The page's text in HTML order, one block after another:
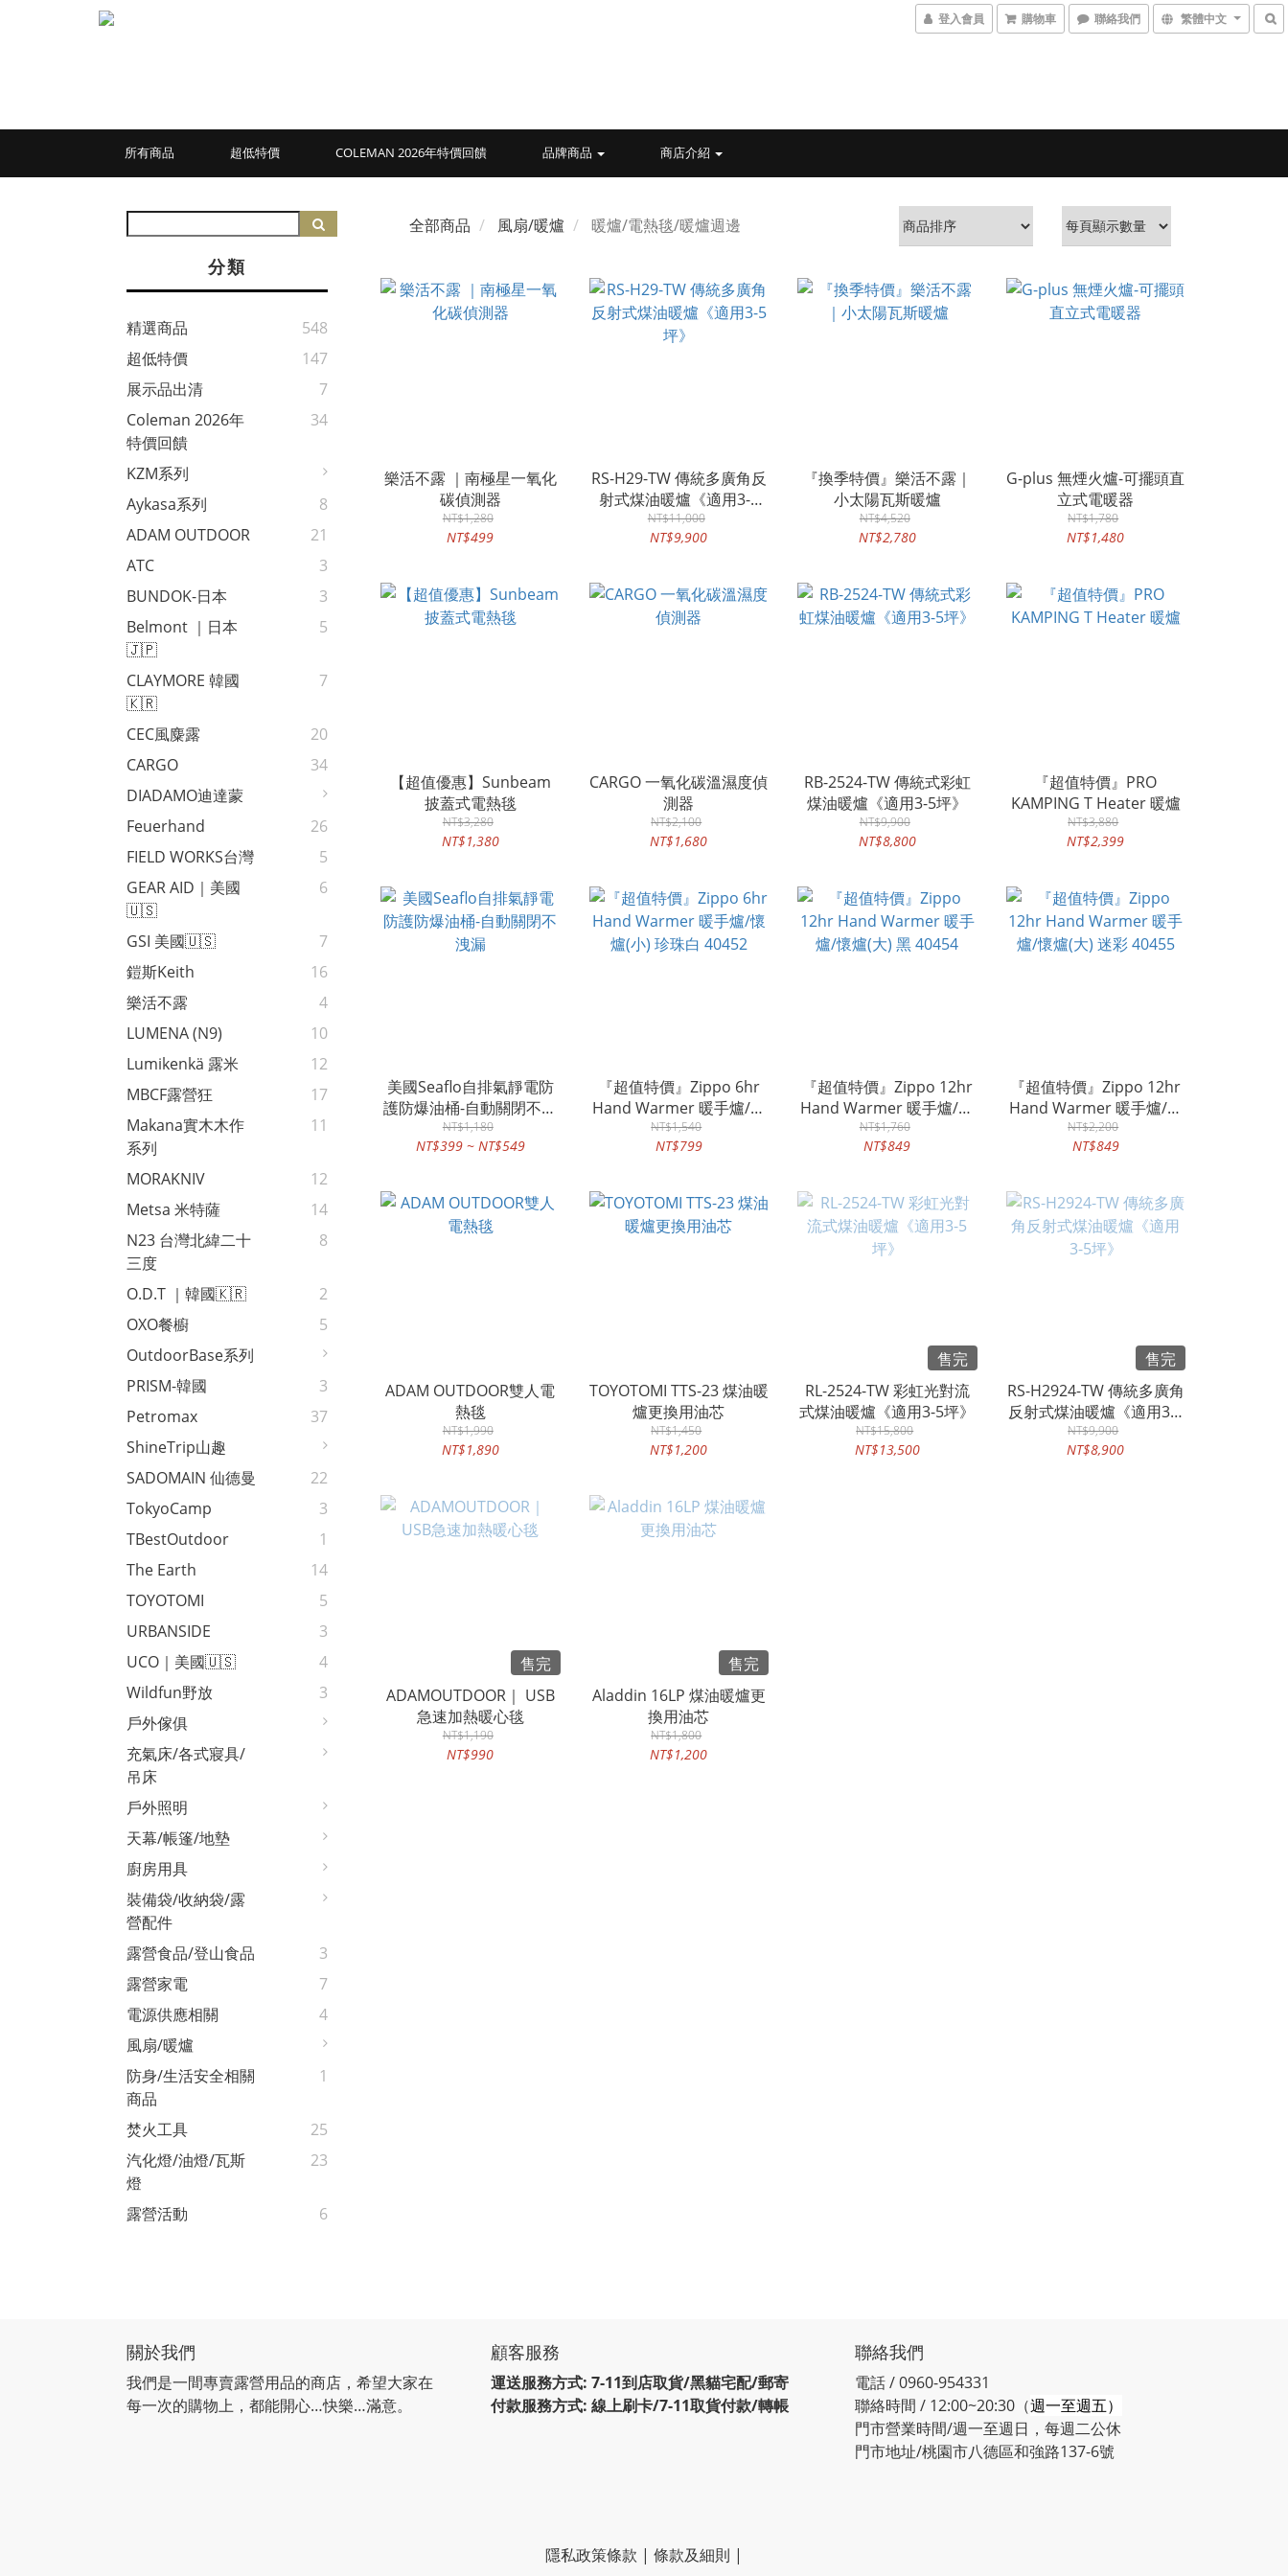
登入會員 購物車 聯絡我們 繁體中文
所有商品 超低特價 COLEMAN 2026年特價回饋 品牌商品 商店介紹
分類
精選商品
548
超低特價
147
展示品出清
7
Coleman 2026年
特價回饋
34
KZM系列
Aykasa系列
8
ADAM OUTDOOR
21
ATC
3
BUNDOK-日本
3
Belmont ｜日本
🇯🇵
5
CLAYMORE 韓國
🇰🇷
7
CEC風麋露
20
CARGO
34
DIADAMO迪達蒙
Feuerhand
26
FIELD WORKS台灣
5
GEAR AID｜美國
🇺🇸
6
GSI 美國🇺🇸
7
鎧斯Keith
16
樂活不露
4
LUMENA (N9)
10
Lumikenkä 露米
12
MBCF露營狂
17
Makana實木木作
系列
11
MORAKNIV
12
Metsa 米特薩
14
N23 台灣北緯二十
三度
8
O.D.T ｜韓國🇰🇷
2
OXO餐櫥
5
OutdoorBase系列
PRISM-韓國
3
Petromax
37
ShineTrip山趣
SADOMAIN 仙德曼
22
TokyoCamp
3
TBestOutdoor
1
The Earth
14
TOYOTOMI
5
URBANSIDE
3
UCO｜美國🇺🇸
4
Wildfun野放
3
戶外傢俱
充氣床/各式寢具/
吊床
戶外照明
天幕/帳篷/地墊
廚房用具
裝備袋/收納袋/露
營配件
露營食品/登山食品
3
露營家電
7
電源供應相關
4
風扇/暖爐
防身/生活安全相關
商品
1
焚火工具
25
汽化燈/油燈/瓦斯
燈
23
露營活動 6
全部商品 風扇/暖爐 暖爐/電熱毯/暖爐週邊
樂活不露 ｜南極星一氧化
碳偵測器
NT$1,280
NT$499
RS-H29-TW 傳統多廣角反
射式煤油暖爐《適用3-5
坪》
NT$11,000
NT$9,900
『換季特價』樂活不露｜
小太陽瓦斯暖爐
NT$4,520
NT$2,780
G-plus 無煙火爐-可擺頭直
立式電暖器
NT$1,780
NT$1,480
【超值優惠】Sunbeam
披蓋式電熱毯
NT$3,280
NT$1,380
CARGO 一氧化碳溫濕度偵
測器
NT$2,100
NT$1,680
RB-2524-TW 傳統式彩虹
煤油暖爐《適用3-5坪》
NT$9,900
NT$8,800
『超值特價』PRO
KAMPING T Heater 暖爐
NT$3,880
NT$2,399
美國Seaflo自排氣靜電防
護防爆油桶-自動關閉不洩
漏
NT$1,180
NT$399 ~ NT$549
『超值特價』Zippo 6hr
Hand Warmer 暖手爐/懷
爐(小) 珍珠白 40452
NT$1,540
NT$799
『超值特價』Zippo 12hr
Hand Warmer 暖手爐/懷
爐(大) 黑 40454
NT$1,760
NT$849
『超值特價』Zippo 12hr
Hand Warmer 暖手爐/懷
爐(大) 迷彩 40455
NT$2,200
NT$849
ADAM OUTDOOR雙人電
熱毯
NT$1,990
NT$1,890
TOYOTOMI TTS-23 煤油暖
爐更換用油芯
NT$1,450
NT$1,200
售完
RL-2524-TW 彩虹光對流
式煤油暖爐《適用3-5坪》
NT$15,800
NT$13,500
售完
RS-H2924-TW 傳統多廣角
反射式煤油暖爐《適用3-5
坪》
NT$9,900
NT$8,900
售完
ADAMOUTDOOR｜ USB
急速加熱暖心毯
NT$1,190
NT$990
售完
Aladdin 16LP 煤油暖爐更
換用油芯
NT$1,800
NT$1,200
關於我們
我們是一間專賣露營用品的商店，希望大家在
每一次的購物上，都能開心…快樂…滿意。
顧客服務
運送服務方式: 7-11到店取貨/黑貓宅配/郵寄
付款服務方式: 線上刷卡/7-11取貨付款/轉帳
聯絡我們
電話 / 0960-954331
聯絡時間 / 12:00~20:30（週一至週五）
門市營業時間/週一至週日，每週二公休
門市地址/桃園市八德區和強路137-6號
隱私政策條款 | 條款及細則 |